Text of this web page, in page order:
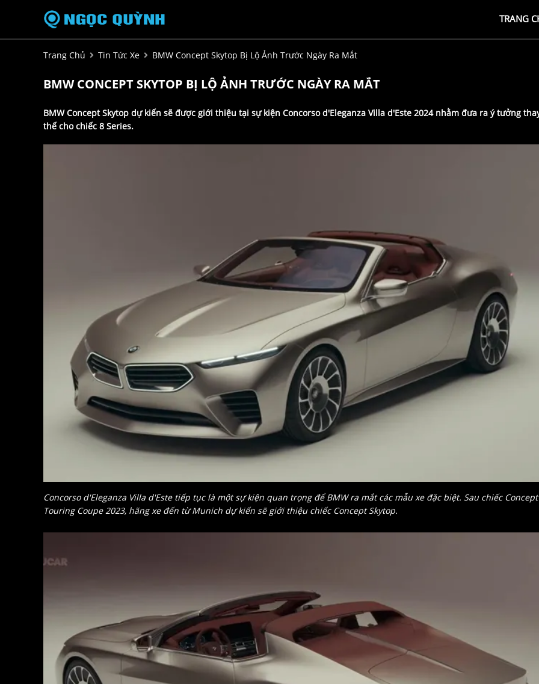
TRANG
Trang Chủ Tin Tức Xe BMW Concept Skytop Bị Lộ Ảnh Trước Ngày Ra Mắt
BMW CONCEPT SKYTOP BỊ LỘ ẢNH TRƯỚC NGÀY RA MẮT
BMW Concept Skytop dự kiến sẽ được giới thiệu tại sự kiện Concorso d'Eleganza Villa d'Este 2024 nhằm đưa ra ý tưởng
thế cho chiếc 8 Series.
Concorso d'Eleganza Villa d'Este tiếp tục là một sự kiện quan trọng để BMW ra mắt các mẫu xe đặc biệt. Sau chiếc Concept
Touring Coupe 2023, hãng xe đến từ Munich dự kiến sẽ giới thiệu chiếc Concept Skytop.